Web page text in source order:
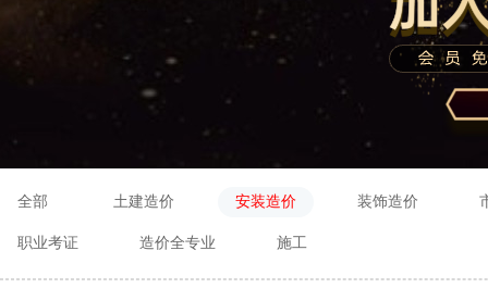
全部 土建造价 安装造价 装饰造价
职业考证 造价全专业 施工